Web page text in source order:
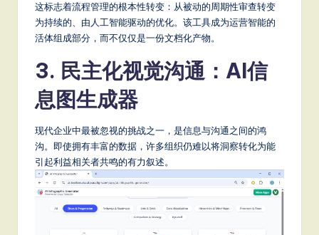
这标志着流程管理的根本性转变：从被动的周期性审查转变
为持续的、由人工智能驱动的优化。该工具成为运营智能的
活体组成部分，而不仅仅是一份文档化产物。
3. 民主化视觉沟通：AI信
息图生成器
现代企业中最被忽视的挑战之一，是信息与沟通之间的鸿
沟。即使拥有丰富的数据，许多组织仍难以将洞察转化为能
引起利益相关者共鸣的有力叙述。